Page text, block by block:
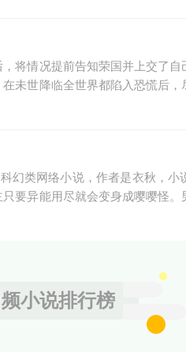
将情况提前告知荣国并上交了
未世降临全世界都陷入恐慌后
幻类网络小说，作者是衣秋，
要异能用尽就会变身成嘤嘤怪
小说排行榜